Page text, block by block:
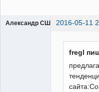
Александр США 2016-05-11
fregl